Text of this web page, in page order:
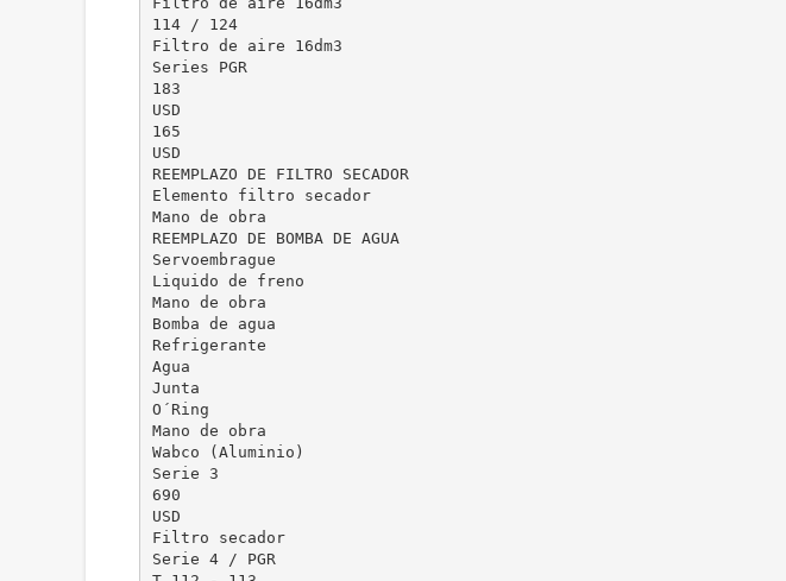
114 / 124
Filtro de aire 16dm3
Series PGR
183
USD
165
USD
REEMPLAZO DE FILTRO SECADOR
Elemento filtro secador
Mano de obra
REEMPLAZO DE BOMBA DE AGUA
Servoembrague
Liquido de freno
Mano de obra
Bomba de agua
Refrigerante
Agua
Junta
O´Ring
Mano de obra
Wabco (Aluminio)
Serie 3
690
USD
Filtro secador
Serie 4 / PGR